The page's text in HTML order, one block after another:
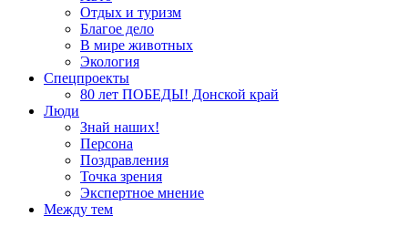
Отдых и туризм
Благое дело
В мире животных
Экология
Спецпроекты
80 лет ПОБЕДЫ! Донской край
Люди
Знай наших!
Персона
Поздравления
Точка зрения
Экспертное мнение
Между тем